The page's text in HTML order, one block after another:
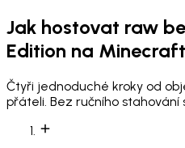
Jak hostovat raw
Edition na
Čtyři jednoduché kroky od
přáteli. Bez ručního stahování